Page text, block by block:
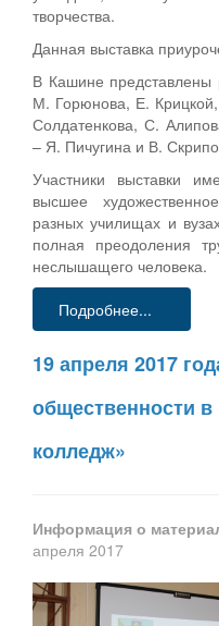
творчества.
Данная выставка
В Кашине
М. Горюнова, Е.
Солдатенкова, С.
– Я. Пичугина и В.
Участники выставки
высшее
разных училищах и
полная преодоления
неслышащего человека.
Подробнее...
19 апреля 2017
общественности
колледж»
Информация о
апреля 2017